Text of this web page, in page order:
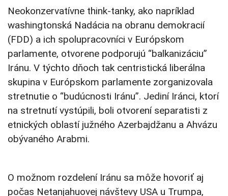
Neokonzervatívne think-tanky, ako napríklad
washingtonská Nadácia na obranu demokracií
(FDD) a ich spolupracovníci v Európskom
parlamente, otvorene podporujú “balkanizáciu”
Iránu. V týchto dňoch tak centristická liberálna
skupina v Európskom parlamente zorganizovala
stretnutie o “budúcnosti Iránu”. Jediní Iránci, ktorí
na stretnutí vystúpili, boli otvorení separatisti z
etnických oblastí južného Azerbajdžanu a Ahvázu
obývaného Arabmi.
O možnom rozdelení Iránu sa môže hovoriť aj
počas Netanjahuovej návštevy USA u Trumpa,